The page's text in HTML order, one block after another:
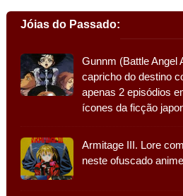
Jóias do Passado:
Gunnm (Battle Angel
capricho do destino
apenas 2 episódios
ícones da ficção
Armitage III. Lore
neste ofuscado